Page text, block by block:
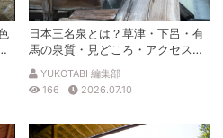
日本三名泉とは？草津・下呂・有
馬の泉質・見どころ・アクセスを
徹底解説
YUKOTABI 編集部
166
2026.07.10